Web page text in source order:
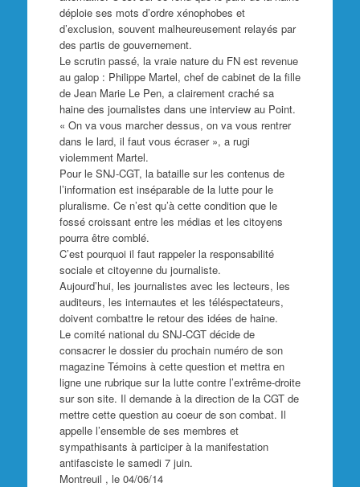
déploie ses mots d’ordre xénophobes et
d’exclusion, souvent malheureusement relayés par
des partis de gouvernement.
Le scrutin passé, la vraie nature du FN est revenue
au galop : Philippe Martel, chef de cabinet de la fille
de Jean Marie Le Pen, a clairement craché sa
haine des journalistes dans une interview au Point.
« On va vous marcher dessus, on va vous rentrer
dans le lard, il faut vous écraser », a rugi
violemment Martel.
Pour le SNJ-CGT, la bataille sur les contenus de
l’information est inséparable de la lutte pour le
pluralisme. Ce n’est qu’à cette condition que le
fossé croissant entre les médias et les citoyens
pourra être comblé.
C’est pourquoi il faut rappeler la responsabilité
sociale et citoyenne du journaliste.
Aujourd’hui, les journalistes avec les lecteurs, les
auditeurs, les internautes et les téléspectateurs,
doivent combattre le retour des idées de haine.
Le comité national du SNJ-CGT décide de
consacrer le dossier du prochain numéro de son
magazine Témoins à cette question et mettra en
ligne une rubrique sur la lutte contre l’extrême-droite
sur son site. Il demande à la direction de la CGT de
mettre cette question au coeur de son combat. Il
appelle l’ensemble de ses membres et
sympathisants à participer à la manifestation
antifasciste le samedi 7 juin.
Montreuil , le 04/06/14